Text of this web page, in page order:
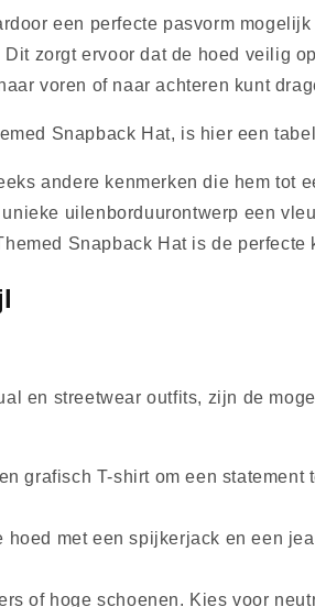
een perfecte pasvorm
zorgt ervoor dat de hoed veilig
voren of naar achteren kunt
Snapback Hat, is hier een
andere kenmerken die hem tot
uilenborduurontwerp een
Snapback Hat is de perfecte
en streetwear outfits, zijn de
grafisch T-shirt om een ​​statement
met een spijkerjack en een
of hoge schoenen. Kies voor